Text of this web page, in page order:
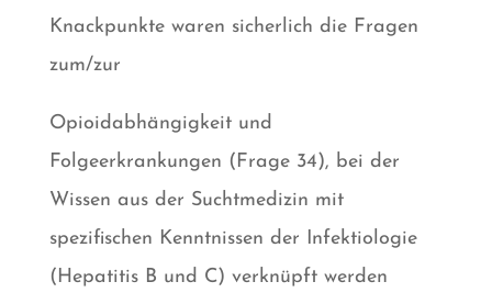
Knackpunkte waren sicherlich die Fragen
zum/zur
Opioidabhängigkeit und
Folgeerkrankungen (Frage 34), bei der
Wissen aus der Suchtmedizin mit
spezifischen Kenntnissen der Infektiologie
(Hepatitis B und C) verknüpft werden